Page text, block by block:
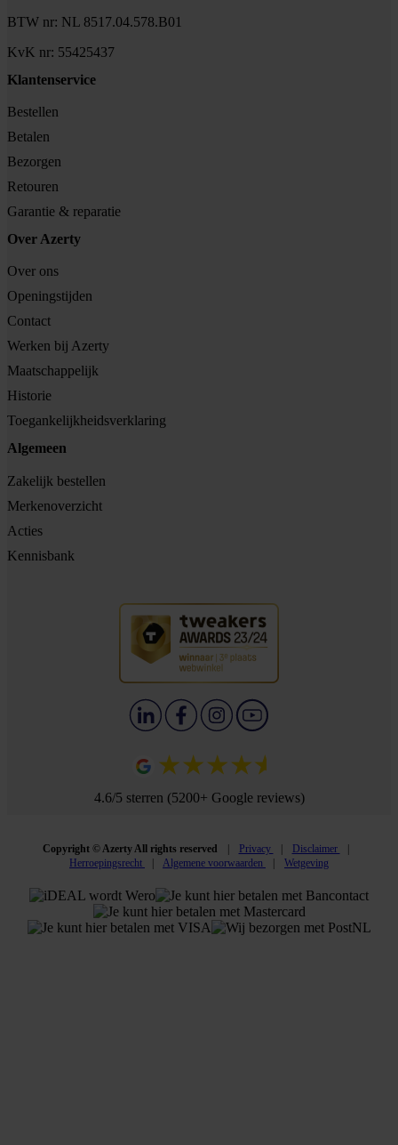
BTW nr: NL 8517.04.578.B01
KvK nr: 55425437
Klantenservice
Bestellen
Betalen
Bezorgen
Retouren
Garantie & reparatie
Over Azerty
Over ons
Openingstijden
Contact
Werken bij Azerty
Maatschappelijk
Historie
Toegankelijkheidsverklaring
Algemeen
Zakelijk bestellen
Merkenoverzicht
Acties
Kennisbank
4.6/5 sterren (5200+ Google reviews)
Copyright © Azerty All rights reserved Privacy
Disclaimer
Herroepingsrecht
Algemene voorwaarden Wetgeving